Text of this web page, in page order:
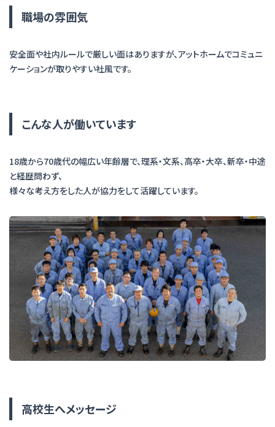
職場の雰囲気
安全面や社内ルールで厳しい面はありますが、アットホームでコミュニ
ケーションが取りやすい社風です。
こんな人が働いています
18歳から70歳代の幅広い年齢層で、理系・文系、高卒・大卒、新卒・中途
と経歴問わず、
様々な考え方をした人が協力をして活躍しています。
高校生へメッセージ